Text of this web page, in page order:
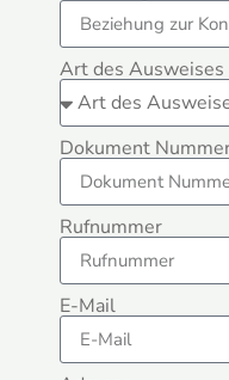
Art des Ausweises
Dokument
Rufnummer
E-Mail